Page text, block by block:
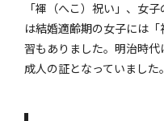
「褌（へこ）祝い」、女
は結婚適齢期の女子には
習もありました。明治時
成人の証となっていました。